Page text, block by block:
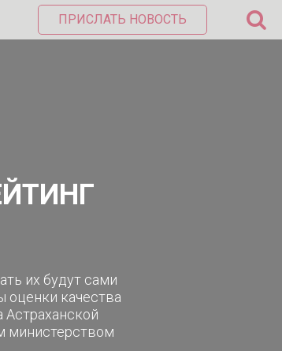
ПРИСЛАТЬ НОВОСТЬ
их будут сами
оценки качества
Астраханской
министерством